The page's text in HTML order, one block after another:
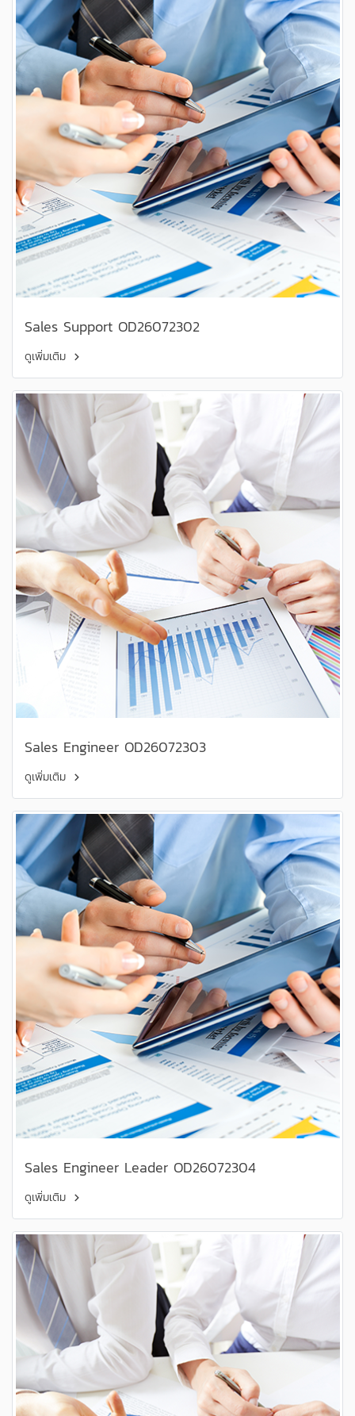
Sales Support OD26072302
ดูเพิ่มเติม
Sales Engineer OD26072303
ดูเพิ่มเติม
Sales Engineer Leader OD26072304
ดูเพิ่มเติม